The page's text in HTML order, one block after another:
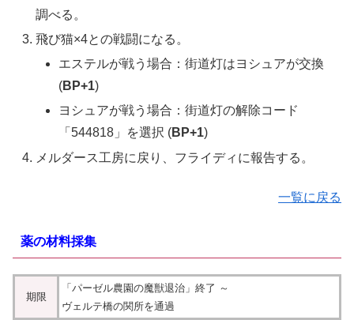
調べる。
飛び猫×4との戦闘になる。
エステルが戦う場合：街道灯はヨシュアが交換
(BP+1)
ヨシュアが戦う場合：街道灯の解除コード
「544818」を選択 (BP+1)
メルダース工房に戻り、フライディに報告する。
一覧に戻る
薬の材料採集
期限
「パーゼル農園の魔獣退治」終了 ～
ヴェルテ橋の関所を通過